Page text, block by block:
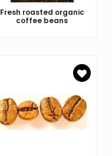
Fresh roasted organic
coffee beans